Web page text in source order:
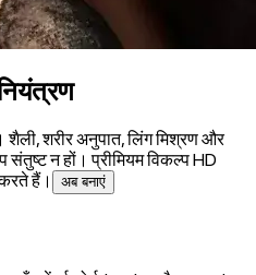
शरीर अनुपात, लिंग मिश्रण और
न हों। प्रीमियम विकल्प HD
हैं।
अब बनाएं